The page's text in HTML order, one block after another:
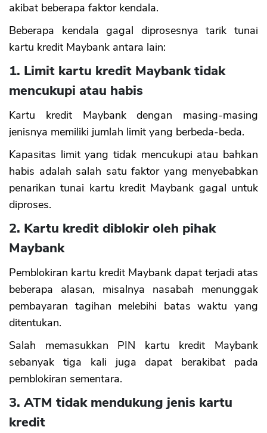
akibat beberapa faktor kendala.
Beberapa kendala gagal diprosesnya tarik tunai
kartu kredit Maybank antara lain:
1. Limit kartu kredit Maybank tidak
mencukupi atau habis
Kartu kredit Maybank dengan masing-masing
jenisnya memiliki jumlah limit yang berbeda-beda.
Kapasitas limit yang tidak mencukupi atau bahkan
habis adalah salah satu faktor yang menyebabkan
penarikan tunai kartu kredit Maybank gagal untuk
diproses.
2. Kartu kredit diblokir oleh pihak
Maybank
Pemblokiran kartu kredit Maybank dapat terjadi atas
beberapa alasan, misalnya nasabah menunggak
pembayaran tagihan melebihi batas waktu yang
ditentukan.
Salah memasukkan PIN kartu kredit Maybank
sebanyak tiga kali juga dapat berakibat pada
pemblokiran sementara.
3. ATM tidak mendukung jenis kartu
kredit